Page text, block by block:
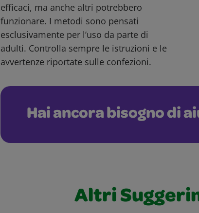
efficaci, ma anche altri potrebbero
funzionare. I metodi sono pensati
esclusivamente per l’uso da parte di
adulti. Controlla sempre le istruzioni e le
avvertenze riportate sulle confezioni.
Hai ancora bisogno di
Altri